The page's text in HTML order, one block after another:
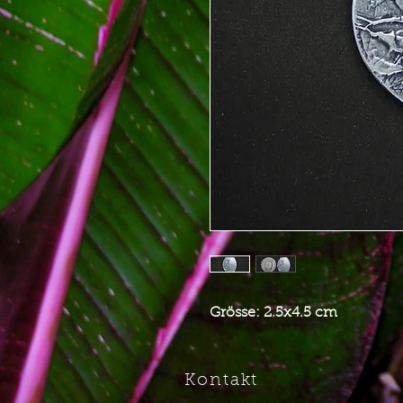
Grösse: 2.5x4.5 cm
Kontakt